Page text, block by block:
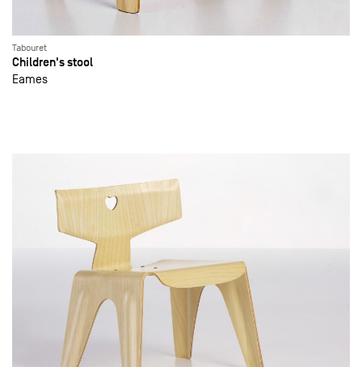
Tabouret
Children's stool
Eames